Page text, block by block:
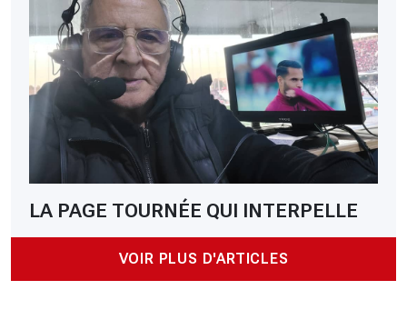
LA PAGE TOURNÉE QUI INTERPELLE
VOIR PLUS D'ARTICLES